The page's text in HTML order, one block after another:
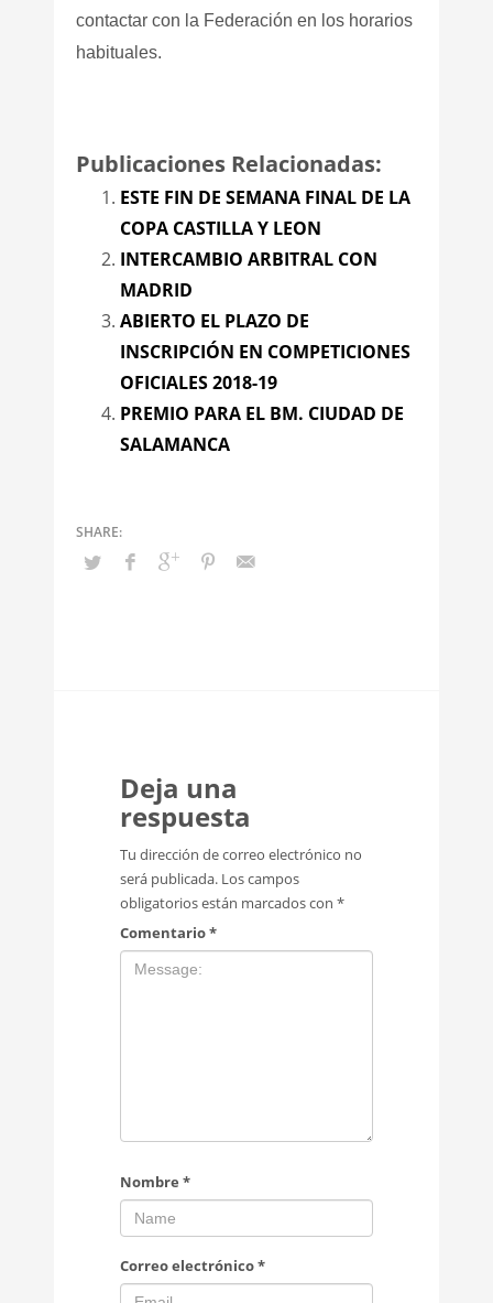
contactar con la Federación en los horarios
habituales.
Publicaciones Relacionadas:
ESTE FIN DE SEMANA FINAL DE LA
COPA CASTILLA Y LEON
INTERCAMBIO ARBITRAL CON
MADRID
ABIERTO EL PLAZO DE
INSCRIPCIÓN EN COMPETICIONES
OFICIALES 2018-19
PREMIO PARA EL BM. CIUDAD DE
SALAMANCA
Deja una
respuesta
Tu dirección de correo electrónico no
será publicada. Los campos
obligatorios están marcados con *
Comentario*
Nombre *
Correo electrónico*